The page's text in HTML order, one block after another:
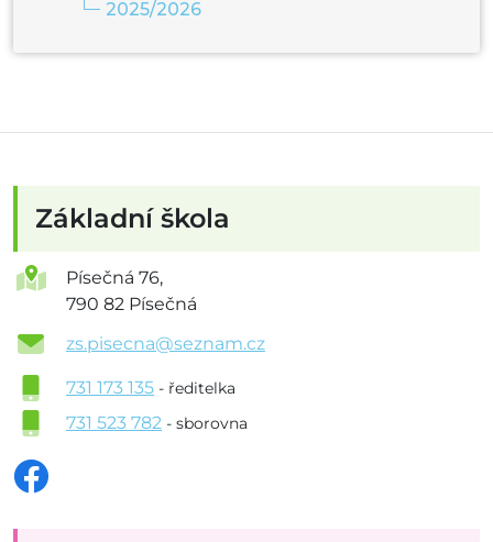
2025/2026
Základní škola
Písečná 76,
790 82 Písečná
zs.pisecna@seznam.cz
731 173 135 - ředitelka
731 523 782 - sborovna